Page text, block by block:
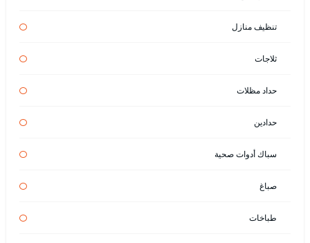
تنظيف منازل
ثلاجات
حداد مظلات
حدادين
سباك أدوات صحية
صباغ
طباخات